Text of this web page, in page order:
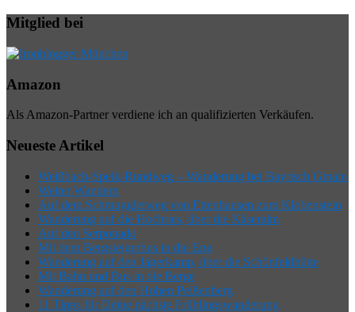
Mitglied bei
Amazon
Als Amazon-Partner verdiene ich an qualifizierten Verkäufen.
Neueste Artikel
Weißbach-Speik-Rundweg – Wanderung bei Bayrisch Gmain
Weiter Wandern
Auf dem Schmugglerweg von Ettenhausen zum Klobenstein
Wanderung auf die Hochries, über die Käseralm
Auf den Serponado
Mit dem Bergsteigerbus in die Eng
Wanderung auf den Jägerkamp, über die Schönfeldhütte
Mit Bahn und Bus in die Berge
Wanderung auf den Hohen Peißenberg
11 Tipps für Deine nächste Frühlingswanderung